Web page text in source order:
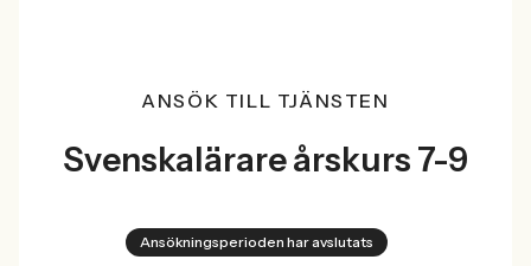
ANSÖK TILL TJÄNSTEN
Svenskalärare årskurs 7-9
Ansökningsperioden har avslutats